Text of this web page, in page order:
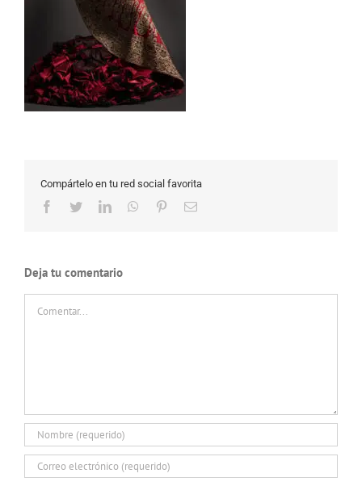
Compártelo en tu red social favorita
Facebook
TwitterLinkedInWhatsApp
PinterestCorreo
Deja tu comentario